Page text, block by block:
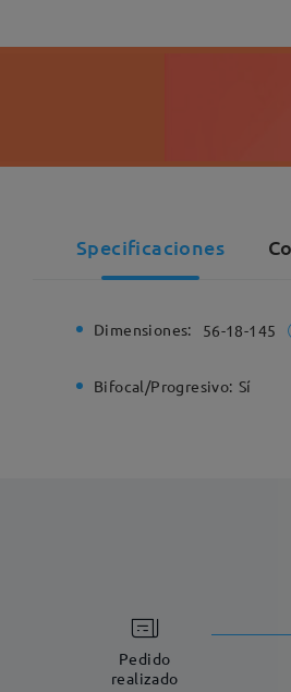
Specificaciones
Dimensiones: 56-18-145
Bifocal/Progresivo: Sí
Pedido
realizado